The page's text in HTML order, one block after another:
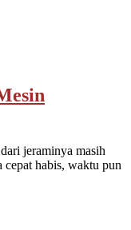
jeraminya masih
cepat habis, waktu pun